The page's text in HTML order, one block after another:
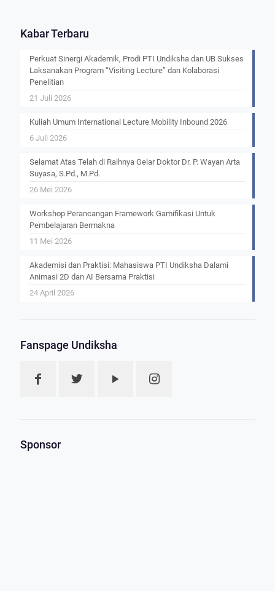
Kabar Terbaru
Perkuat Sinergi Akademik, Prodi PTI Undiksha dan UB Sukses
Laksanakan Program “Visiting Lecture” dan Kolaborasi
Penelitian
21 Juli 2026
Kuliah Umum International Lecture Mobility Inbound 2026
6 Juli 2026
Selamat Atas Telah di Raihnya Gelar Doktor Dr. P. Wayan Arta
Suyasa, S.Pd., M.Pd.
26 Mei 2026
Workshop Perancangan Framework Gamifikasi Untuk
Pembelajaran Bermakna
11 Mei 2026
Akademisi dan Praktisi: Mahasiswa PTI Undiksha Dalami
Animasi 2D dan AI Bersama Praktisi
24 April 2026
Fanspage Undiksha
Sponsor